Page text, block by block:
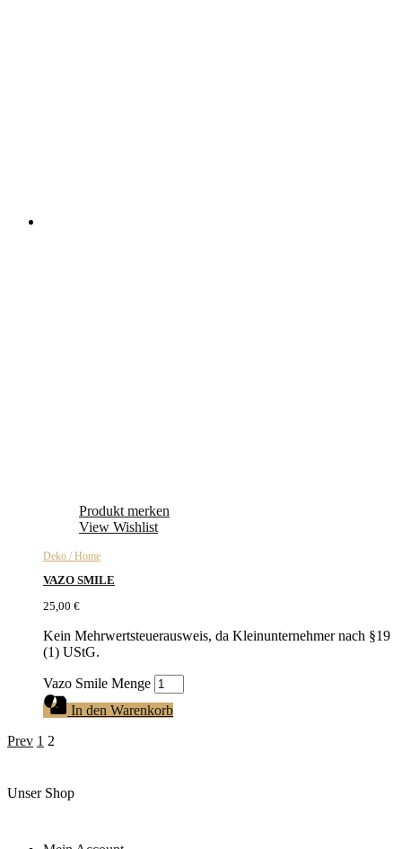
Produkt merken
View Wishlist
Deko / Home
VAZO SMILE
25,00 €
Kein Mehrwertsteuerausweis, da Kleinunternehmer nach §19
(1) UStG.
Vazo Smile Menge
In den Warenkorb
Prev 1 2
Unser Shop